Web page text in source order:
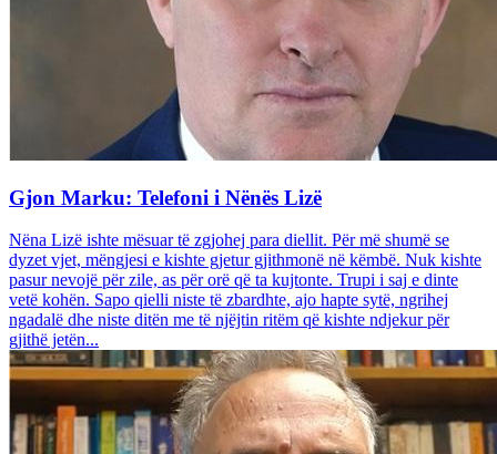
Gjon Marku: Telefoni i Nënës Lizë
Nëna Lizë ishte mësuar të zgjohej para diellit. Për më shumë se
dyzet vjet, mëngjesi e kishte gjetur gjithmonë në këmbë. Nuk kishte
pasur nevojë për zile, as për orë që ta kujtonte. Trupi i saj e dinte
vetë kohën. Sapo qielli niste të zbardhte, ajo hapte sytë, ngrihej
ngadalë dhe niste ditën me të njëjtin ritëm që kishte ndjekur për
gjithë jetën...